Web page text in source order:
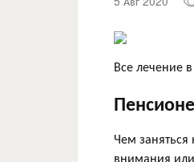
Все лечение
Чем
внимания